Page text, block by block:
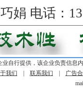
娟 电话：
业自行提供，该企业负责信息
我们
联系我们
广告